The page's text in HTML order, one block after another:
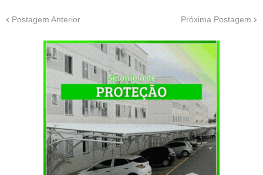
Postagem Anterior Próxima Postagem